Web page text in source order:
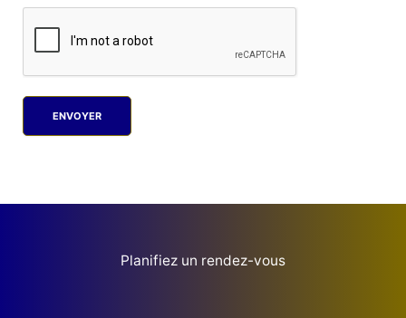
ENVOYER
Planifiez un rendez-vous